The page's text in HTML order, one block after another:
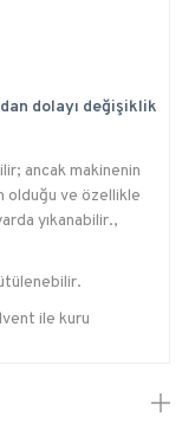
dolayı değişiklik
ancak makinenin
olduğu ve özellikle
yıkanabilir.,
ile kuru